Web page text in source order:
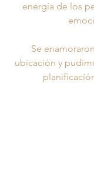
energía de los
Se
ubicación y